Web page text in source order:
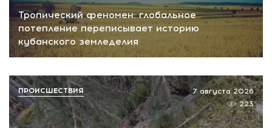
Тропический феномен: глобальное
потепление переписывает историю
кубанского земледелия
7 августа 2026
223
ПРОИСШЕСТВИЯ